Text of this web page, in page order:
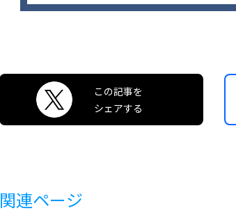
この記事を
シェアする
関連ページ